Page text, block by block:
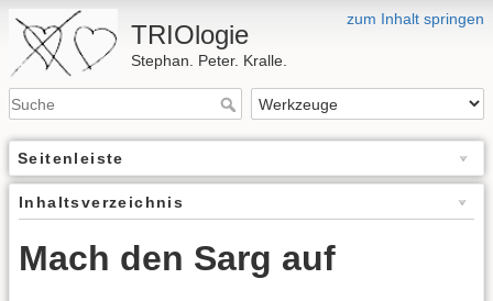
zum Inhalt springen
TRIOlogie
Stephan. Peter. Kralle.
Seitenleiste
Inhaltsverzeichnis
Mach den Sarg auf